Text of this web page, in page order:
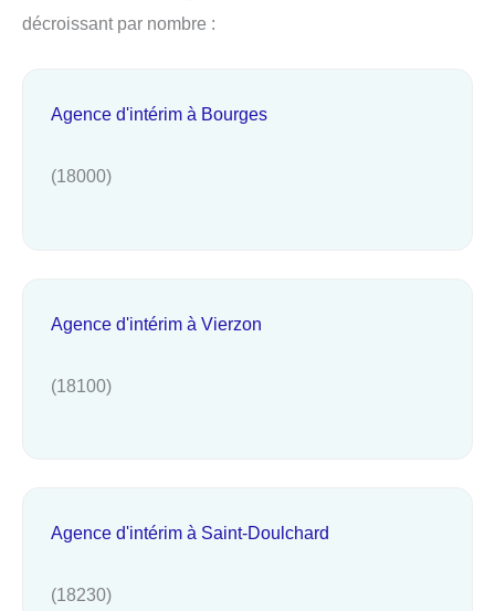
décroissant par nombre :
Agence d'intérim à Bourges
(18000)
Agence d'intérim à Vierzon
(18100)
Agence d'intérim à Saint-Doulchard
(18230)